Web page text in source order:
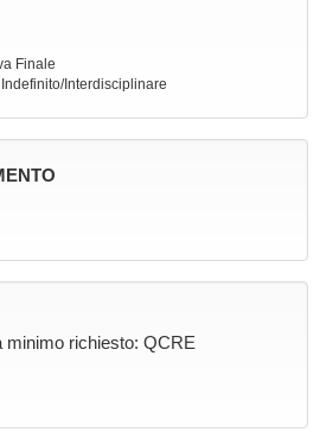
Finale
Indefinito/Interdisciplinare
minimo richiesto: QCRE